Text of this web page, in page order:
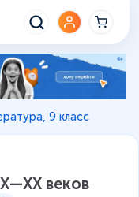
9 класс
веков